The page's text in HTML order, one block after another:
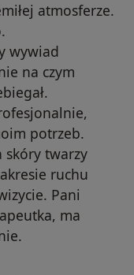
atmosferze.
wywiad
na czym
potrzeb.
skóry twarzy
ruchu
Pani
ma